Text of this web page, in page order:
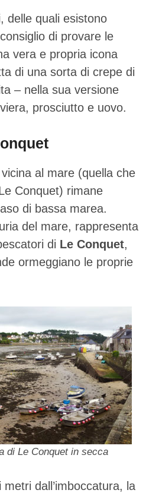
delle quali esistono
di provare le
vera e propria icona
di una sorta di crepe di
– nella sua versione
prosciutto e uovo.
al mare (quella che
Conquet) rimane
di bassa marea.
del mare, rappresenta
di Le Conquet,
ormeggiano le proprie
di Le Conquet in secca
dall’imboccatura, la